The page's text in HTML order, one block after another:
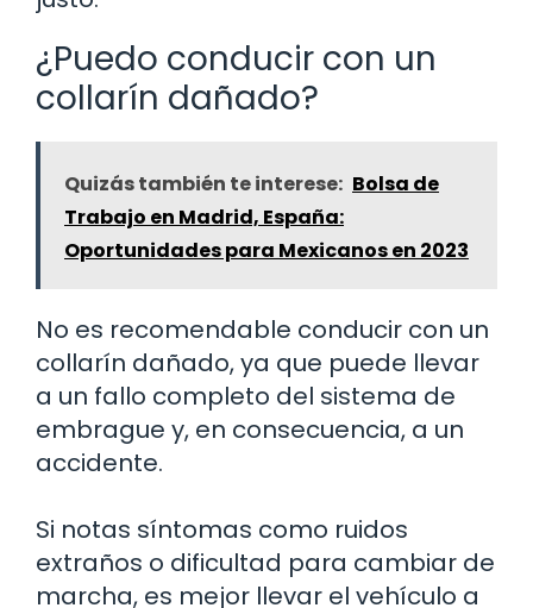
¿Puedo conducir con un
collarín dañado?
Quizás también te interese: Bolsa de
Trabajo en Madrid, España:
Oportunidades para Mexicanos en 2023
No es recomendable conducir con un
collarín dañado, ya que puede llevar
a un fallo completo del sistema de
embrague y, en consecuencia, a un
accidente.
Si notas síntomas como ruidos
extraños o dificultad para cambiar de
marcha, es mejor llevar el vehículo a